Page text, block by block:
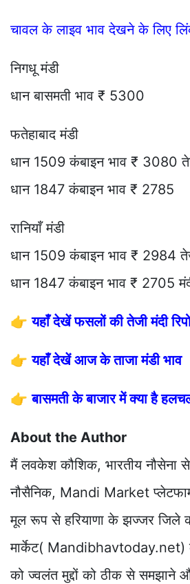
चावल के लाइव भाव देखने के लिए
निगधू मंडी
धान बासमती भाव ₹ 5300
फतेहाबाद मंडी
धान 1509 कंबाइन भाव ₹ 3080
धान 1847 कंबाइन भाव ₹ 2785
रानियाँ मंडी
धान 1509 कंबाइन भाव ₹ 2984
धान 1847 कंबाइन भाव ₹ 2705
👉यहाँ देखें फसलों की तेजी मंदी
👉यहाँ देखें आज के ताजा मंडी भाव
👉बासमती के बाजार में क्या है
About the Author
मैं लवकेश कौशिक, भारतीय नौसेना से
नौसैनिक, Mandi Market
मूल रूप से हरियाणा के झज्जर जिले
मार्केट( Mandibhavtoday.net)
को ज्वलंत मुद्दों को ठीक से समझाने